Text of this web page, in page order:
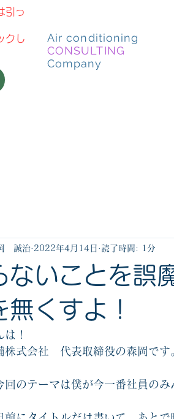
引っ
クし
Air conditioning
CONSULTING
Company
ないことを誤
無くすよ！
誠治 2022年4月14日 読了時間: 1分
は！
株式会社　代表取締役の森岡です
回のテーマは僕が今一番社員の